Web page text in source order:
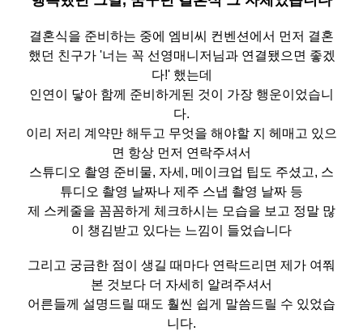
결혼식을 준비하는 중에 엠비씨 컨벤션에서 먼저 결혼
했던 친구가 '너는 꼭 선영매니저님과 연결됐으면 좋겠
다!' 했는데
인연이 닿아 함께 준비하게된 것이 가장 행운이었습니
다.
이리 저리 계약만 해두고 무엇을 해야할 지 헤매고 있으
면 항상 먼저 연락주셔서
스튜디오 촬영 준비물, 자세, 메이크업 팁도 주셨고, 스
튜디오 촬영 날짜나 제주 스냅 촬영 날짜 등
제 스케줄을 꼼꼼하게 체크하시는 모습을 보고 정말 많
이 챙김받고 있다는 느낌이 들었습니다
그리고 궁금한 점이 생길 때마다 연락드리면 제가 여쭤
본 것보다 더 자세히 알려주셔서
어른들께 설명드릴 때도 훨씬 쉽게 말씀드릴 수 있었습
니다.